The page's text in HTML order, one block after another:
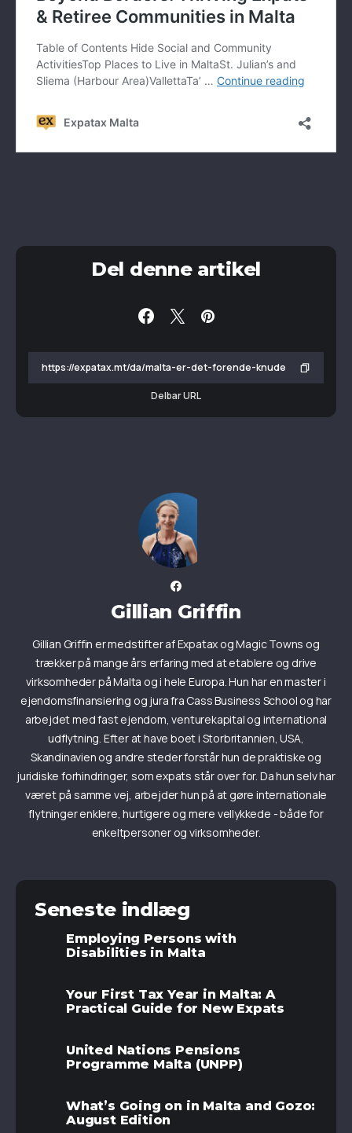
Del denne artikel
Delbar URL
Gillian Griffin
Gillian Griffin er medstifter af Expatax og Magic Towns og
trækker på mange års erfaring med at etablere og drive
virksomheder på Malta og i hele Europa. Hun har en master i
ejendomsfinansiering og jura fra Cass Business School og har
arbejdet med fast ejendom, venturekapital og international
udflytning. Efter at have boet i Storbritannien, USA,
Skandinavien og andre steder forstår hun de praktiske og
juridiske forhindringer, som expats står over for. Da hun selv har
været på samme vej, arbejder hun på at gøre internationale
flytninger enklere, hurtigere og mere vellykkede - både for
enkeltpersoner og virksomheder.
Seneste indlæg
Employing Persons with
Disabilities in Malta
Your First Tax Year in Malta: A
Practical Guide for New Expats
United Nations Pensions
Programme Malta (UNPP)
What’s Going on in Malta and Gozo:
August Edition